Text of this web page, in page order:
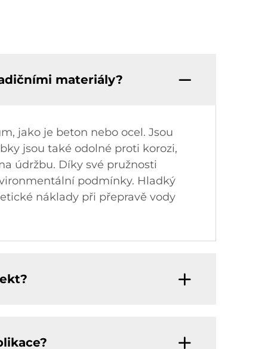
materiály?
jako je beton nebo ocel. Jsou
jsou také odolné proti korozi,
údržbu. Díky své pružnosti
podmínky. Hladký
náklady při přepravě vody